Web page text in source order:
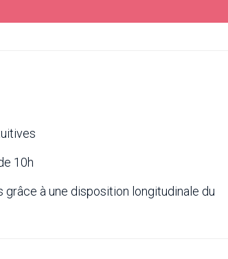
10h
à une disposition longitudinale du